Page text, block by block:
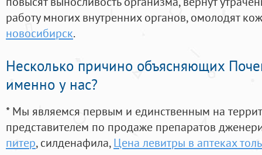
работу многих внутренних органов, омолодят
новосибирск.
Несколько причино объясняющих
именно у нас?
* Мы являемся первым и единственным на
представителем по продаже препаратов
питер, силденафила, Цена левитры в аптеках